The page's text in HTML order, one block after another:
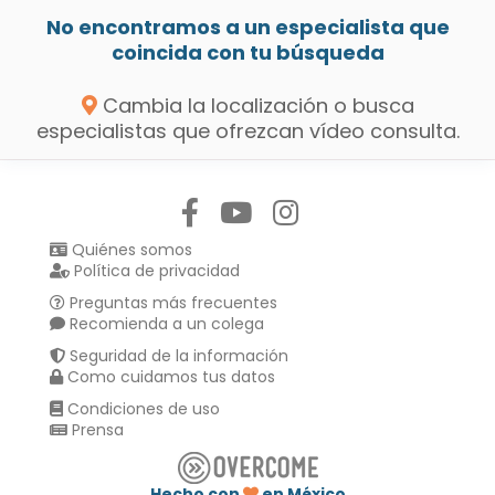
No encontramos a un especialista que
coincida con tu búsqueda
Cambia la localización o busca
especialistas que ofrezcan vídeo consulta.
Quiénes somos
Política de privacidad
Preguntas más frecuentes
Recomienda a un colega
Seguridad de la información
Como cuidamos tus datos
Condiciones de uso
Prensa